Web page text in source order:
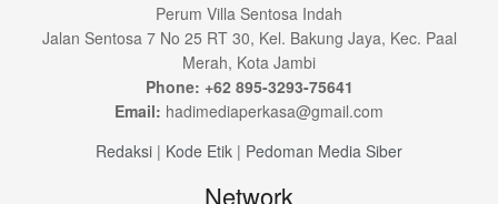
Perum Villa Sentosa Indah
Jalan Sentosa 7 No 25 RT 30, Kel. Bakung Jaya, Kec. Paal
Merah, Kota Jambi
Phone: +62 895-3293-75641
Email: hadimediaperkasa@gmail.com
Redaksi | Kode Etik | Pedoman Media Siber
Network